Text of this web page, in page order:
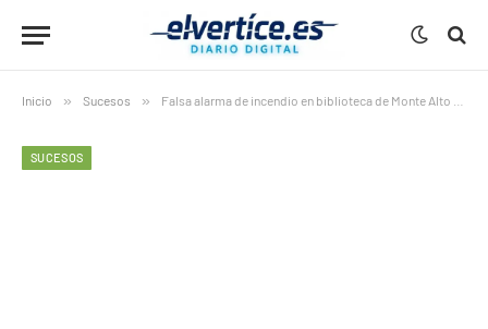
Inicio » Sucesos » Falsa alarma de incendio en biblioteca de Monte Alto moviliza bomberos A Coruña
SUCESOS